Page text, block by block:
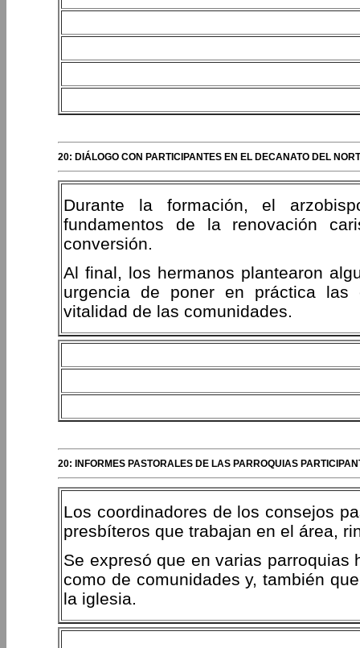
20: DIÁLOGO CON PARTICIPANTES EN EL DECANATO DEL
Durante la formación, el
fundamentos de la renovación
conversión.
Al final, los hermanos plantearon
urgencia de poner en práctica las
vitalidad de las comunidades.
20: INFORMES PASTORALES DE LAS PARROQUIAS
Los coordinadores de los consejos
presbíteros que trabajan en el área,
Se expresó que en varias
como de comunidades y, también
la iglesia.